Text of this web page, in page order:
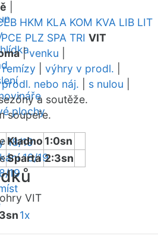
plochy
18/19
18/19
19
HKM KLA KOM KVA LIB LIT
PCE PLZ SPA TRI VIT
|venku
remízy výhry v prodl.
prodl. nebo náj. s nulou
a soutěže.
soupeře.
Kladno 1:0sn
Sparta 2:3sn
VIT
1x